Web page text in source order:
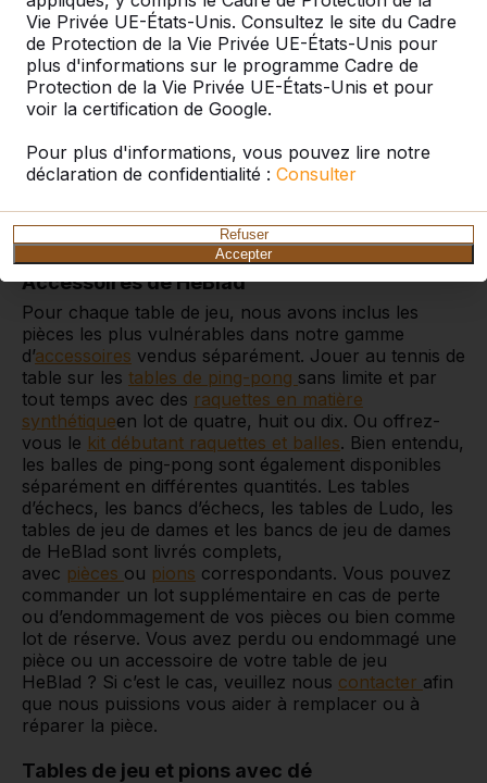
Vie Privée UE-États-Unis. Consultez le site du Cadre
de Protection de la Vie Privée UE-États-Unis pour
plus d'informations sur le programme Cadre de
Protection de la Vie Privée UE-États-Unis et pour
voir la certification de Google.
Pour plus d'informations, vous pouvez lire notre
déclaration de confidentialité : Consulter
Refuser
Accepter
Le tout est fourni dans une boîte cubique
transparente en plexiglas. Après avoir mis les pions
en place, vous pouvez laisser le dé dans ce cube,
secouer le cube, puis le poser sur la table.
Lot de pions avec dé vendu séparément
Que les pions et les dés puissent être perdus,
endommagés ou insuffisants pour le nombre de
pourquoi nous proposons également séparément le
Accessoires de HeBlad
Pour chaque table de jeu, nous avons inclus les
pièces les plus vulnérables dans notre gamme
d’accessoires vendus séparément. Jouer au tennis de
table sur les tables de ping-pong sans limite et par
tout temps avec des raquettes en matière
synthétiqueen lot de quatre, huit ou dix. Ou offrez-
vous le kit débutant raquettes et balles. Bien entendu,
les balles de ping-pong sont également disponibles
séparément en différentes quantités. Les tables
d’échecs, les bancs d’échecs, les tables de Ludo, les
tables de jeu de dames et les bancs de jeu de dames
de HeBlad sont livrés complets,
avec pièces ou pions correspondants. Vous pouvez
commander un lot supplémentaire en cas de perte
ou d’endommagement de vos pièces ou bien comme
lot de réserve. Vous avez perdu ou endommagé une
pièce ou un accessoire de votre table de jeu
HeBlad ? Si c’est le cas, veuillez nous contacter afin
que nous puissions vous aider à remplacer ou à
réparer la pièce.
Tables de jeu et pions avec dé